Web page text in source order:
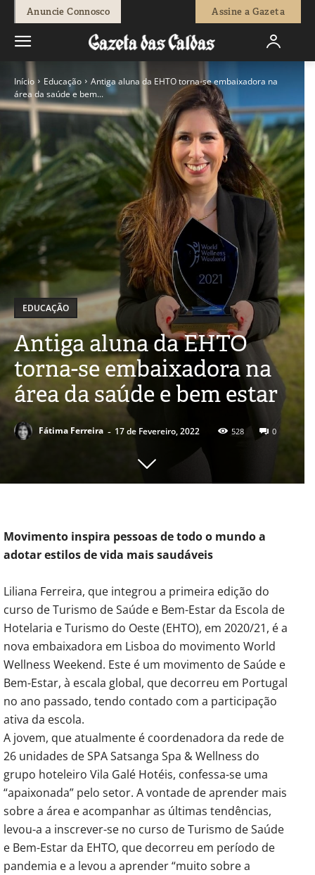
Anuncie Connosco Assine a Gazeta
Início Educação
Antiga aluna da EHTO torna-se embaixadora na
área da saúde e bem...
EDUCAÇÃO
Antiga aluna da EHTO
torna-se embaixadora na
área da saúde e bem estar
Fátima Ferreira - 17 de Fevereiro, 2022 528 0
Movimento inspira pessoas de todo o mundo a
adotar estilos de vida mais saudáveis
Liliana Ferreira, que integrou a primeira edição do
curso de Turismo de Saúde e Bem-Estar da Escola de
Hotelaria e Turismo do Oeste (EHTO), em 2020/21, é a
nova embaixadora em Lisboa do movimento World
Wellness Weekend. Este é um movimento de Saúde e
Bem-Estar, à escala global, que decorreu em Portugal
no ano passado, tendo contado com a participação
ativa da escola.
A jovem, que atualmente é coordenadora da rede de
26 unidades de SPA Satsanga Spa & Wellness do
grupo hoteleiro Vila Galé Hotéis, confessa-se uma
“apaixonada” pelo setor. A vontade de aprender mais
sobre a área e acompanhar as últimas tendências,
levou-a a inscrever-se no curso de Turismo de Saúde
e Bem-Estar da EHTO, que decorreu em período de
pandemia e a levou a aprender “muito sobre a